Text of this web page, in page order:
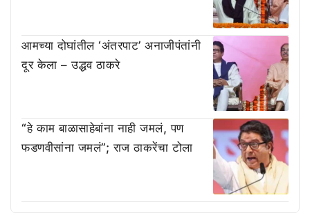
आमच्या दोघांतील ‘अंतरपाट’ अनाजीपंतांनी
दूर केला – उद्धव ठाकरे
“हे काम बाळासाहेबांना नाही जमलं, पण
फडणवीसांना जमलं”; राज ठाकरेंचा टोला